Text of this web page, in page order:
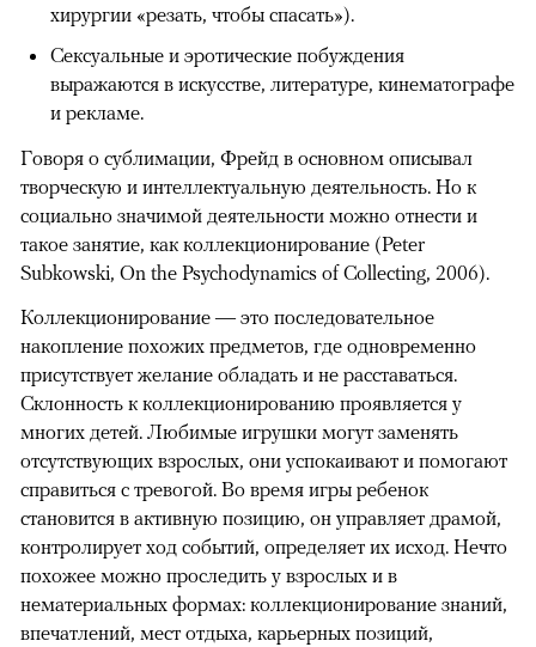
хирургии «резать, чтобы спасать»).
Сексуальные и эротические побуждения
выражаются в искусстве, литературе, кинематографе
и рекламе.
Говоря о сублимации, Фрейд в основном описывал
творческую и интеллектуальную деятельность. Но к
социально значимой деятельности можно отнести и
такое занятие, как коллекционирование (Peter
Subkowski, On the Psychodynamics of Collecting, 2006).
Коллекционирование — это последовательное
накопление похожих предметов, где одновременно
присутствует желание обладать и не расставаться.
Склонность к коллекционированию проявляется у
многих детей. Любимые игрушки могут заменять
отсутствующих взрослых, они успокаивают и помогают
справиться с тревогой. Во время игры ребенок
становится в активную позицию, он управляет драмой,
контролирует ход событий, определяет их исход. Нечто
похожее можно проследить у взрослых и в
нематериальных формах: коллекционирование знаний,
впечатлений, мест отдыха, карьерных позиций,